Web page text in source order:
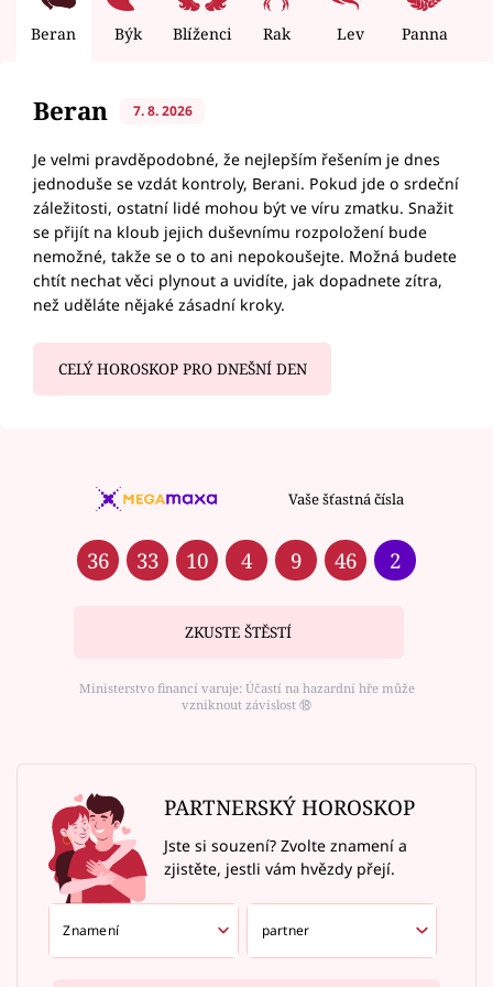
Beran Býk Blíženci Rak Lev Panna
Beran 7. 8. 2026
Je velmi pravděpodobné, že nejlepším řešením je dnes
jednoduše se vzdát kontroly, Berani. Pokud jde o srdeční
záležitosti, ostatní lidé mohou být ve víru zmatku. Snažit
se přijít na kloub jejich duševnímu rozpoložení bude
nemožné, takže se o to ani nepokoušejte. Možná budete
chtít nechat věci plynout a uvidíte, jak dopadnete zítra,
než uděláte nějaké zásadní kroky.
CELÝ HOROSKOP PRO DNEŠNÍ DEN
Vaše šťastná čísla
36 33 10 4 9 46 2
ZKUSTE ŠTĚSTÍ
Ministerstvo financí varuje: Účastí na hazardní hře může
vzniknout závislost ⑱
PARTNERSKÝ HOROSKOP
Jste si souzení? Zvolte znamení a
zjistěte, jestli vám hvězdy přejí.